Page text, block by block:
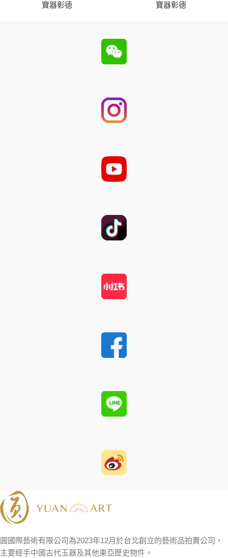
寶器彰德 寶器彰德
圓國際藝術有限公司為2023年12月於台北創立的藝術品拍賣公司，
主要經手中國古代玉器及其他東亞歷史物件。